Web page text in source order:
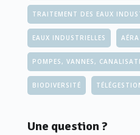
TRAITEMENT DES EAUX
EAUX INDUSTRIELLES
POMPES, VANNES,
BIODIVERSITÉ
Une question ?